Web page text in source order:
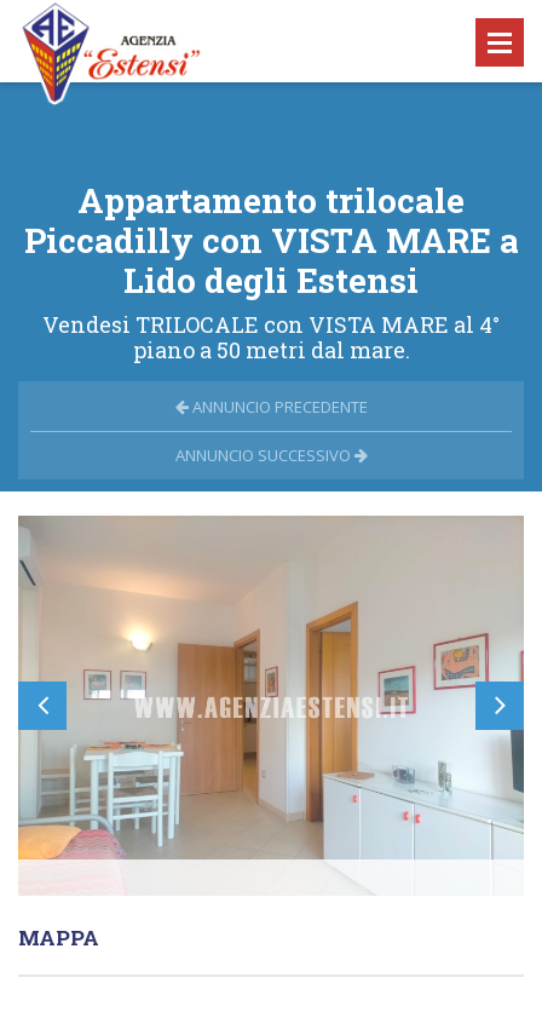
Appartamento trilocale
Piccadilly con VISTA MARE a
Lido degli Estensi
Vendesi TRILOCALE con VISTA MARE al 4°
piano a 50 metri dal mare.
ANNUNCIO PRECEDENTE
ANNUNCIO SUCCESSIVO
MAPPA